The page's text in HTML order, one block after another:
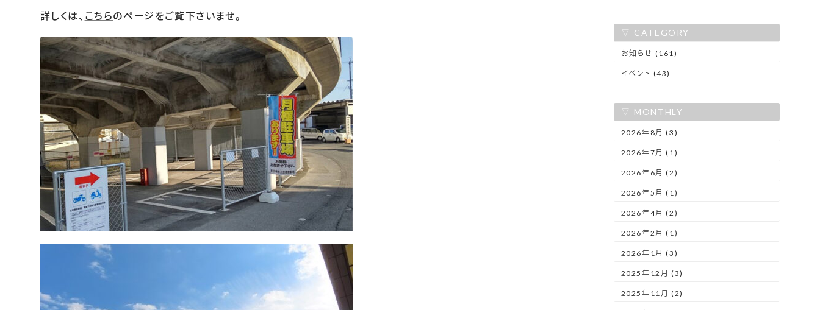
詳しくは、 こちらのページをご覧下さいませ。
CATEGORY
お知らせ (161)
イベント (43)
MONTHLY
2026年8月 (3)
2026年7月 (1)
2026年6月 (2)
2026年5月 (1)
2026年4月 (2)
2026年2月 (1)
2026年1月 (3)
2025年12月 (3)
2025年11月 (2)